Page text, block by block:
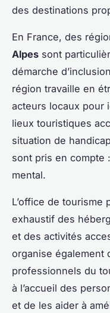
des destinations
En France, des
Alpes sont
démarche
région travaille en
acteurs locaux pour
lieux touristiques
situation de
sont pris en compte
mental.
L’office de tourisme
exhaustif des
et des activités
organise également
professionnels du
à l’accueil des
et de les aider à